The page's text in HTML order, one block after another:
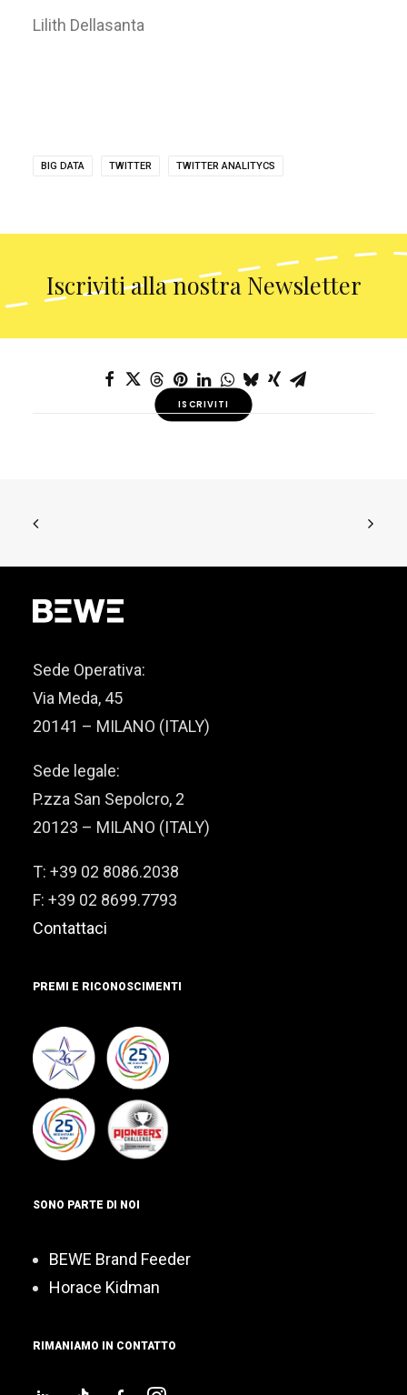
Lilith Dellasanta
BIG DATA TWITTER TWITTER ANALITYCS
Iscriviti alla nostra Newsletter
ISCRIVITI
Sede Operativa:
Via Meda, 45
20141 – MILANO (ITALY)
Sede legale:
P.zza San Sepolcro, 2
20123 – MILANO (ITALY)
T: +39 02 8086.2038
F: +39 02 8699.7793
Contattaci
PREMI E RICONOSCIMENTI
SONO PARTE DI NOI
BEWE Brand Feeder
Horace Kidman
RIMANIAMO IN CONTATTO